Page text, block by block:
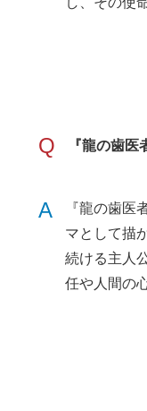
Q 『龍の歯
A
『龍の歯医
マとして描
続ける主人
任や人間の